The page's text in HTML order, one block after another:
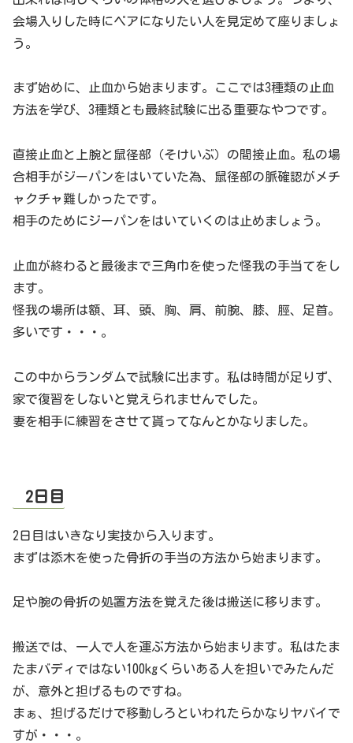
会場入りした時にペアになりたい人を見定めて座りましょ
う。
まず始めに、止血から始まります。ここでは3種類の止血
方法を学び、3種類とも最終試験に出る重要なやつです。
直接止血と上腕と鼠径部（そけいぶ）の間接止血。私の場
合相手がジーパンをはいていた為、鼠径部の脈確認がメチ
ャクチャ難しかったです。
相手のためにジーパンをはいていくのは止めましょう。
止血が終わると最後まで三角巾を使った怪我の手当てをし
ます。
怪我の場所は額、耳、頭、胸、肩、前腕、膝、脛、足首。
多いです・・・。
この中からランダムで試験に出ます。私は時間が足りず、
家で復習をしないと覚えられませんでした。
妻を相手に練習をさせて貰ってなんとかなりました。
2日目
2日目はいきなり実技から入ります。
まずは添木を使った骨折の手当の方法から始まります。
足や腕の骨折の処置方法を覚えた後は搬送に移ります。
搬送では、一人で人を運ぶ方法から始まります。私はたま
たまバディではない100kgくらいある人を担いでみたんだ
が、意外と担げるものですね。
まぁ、担げるだけで移動しろといわれたらかなりヤバイで
すが・・・。